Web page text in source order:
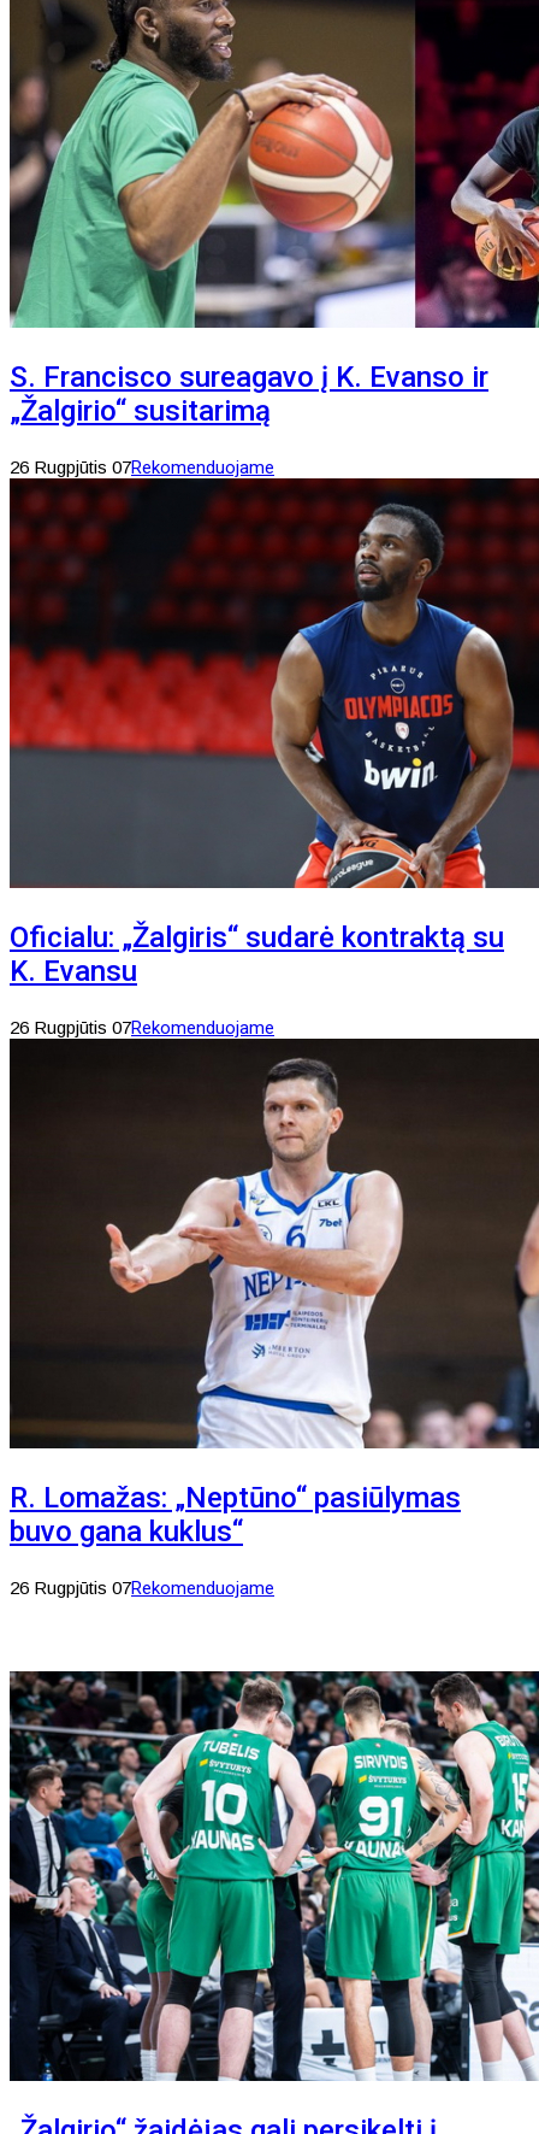
S. Francisco sureagavo į K. Evanso ir
„Žalgirio“ susitarimą
26 Rugpjūtis 07Rekomenduojame
Oficialu: „Žalgiris“ sudarė kontraktą su
K. Evansu
26 Rugpjūtis 07Rekomenduojame
R. Lomažas: „Neptūno“ pasiūlymas
buvo gana kuklus“
26 Rugpjūtis 07Rekomenduojame